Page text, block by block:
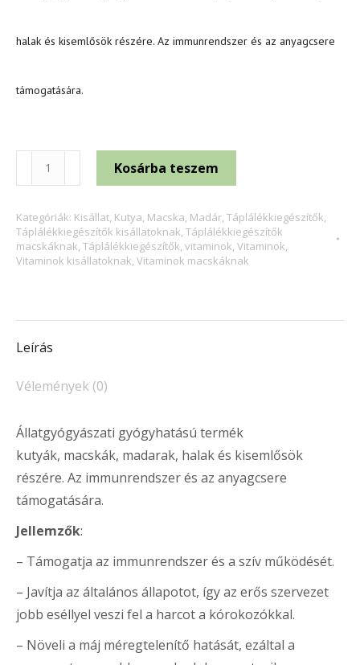
halak és kisemlősök részére. Az immunrendszer és az anyagcsere
támogatására.
DMGuard
mennyiség
Kosárba teszem
Kategóriák: Kisállat, Kutya, Macska, Madár, Táplálékkiegészítők,
Táplálékkiegészítők kisállatoknak, Táplálékkiegészítők
macskáknak, Táplálékkiegészítők, vitaminok, Vitaminok,
Vitaminok kisállatoknak, Vitaminok macskáknak
Leírás
Vélemények (0)
Állatgyógyászati gyógyhatású termék
kutyák, macskák, madarak, halak és kisemlősök
részére. Az immunrendszer és az anyagcsere
támogatására.
Jellemzők:
– Támogatja az immunrendszer és a szív működését.
– Javítja az általános állapotot, így az erős szervezet
jobb eséllyel veszi fel a harcot a kórokozókkal.
– Növeli a máj méregtelenítő hatását, ezáltal a